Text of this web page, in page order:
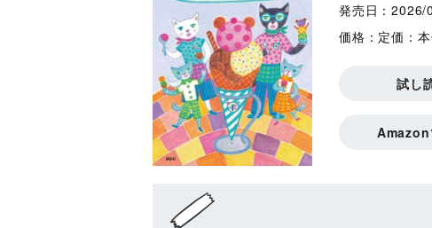
発売日：2026/
価格： 定価：
試し
Amazon